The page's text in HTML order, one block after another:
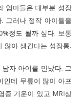
엄마들은 대부분 성장
그러나 정작 아이들을
정도 될까 싶다. 보통
않아 생긴다는 성장통.
자 아이를 만났다. 그
인데 무릎이 많이 아프
증 기운이 있고 MRI상